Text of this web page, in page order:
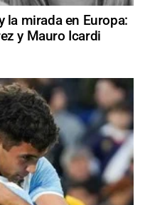
la mirada en Europa:
y Mauro Icardi